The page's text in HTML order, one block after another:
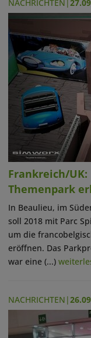
NACHRICHTEN |
Frankreich/
Themenpark
In Beaulieu, im
soll 2018 mit Parc
um die
eröffnen. Das
war eine (...)
NACHRICHTEN |